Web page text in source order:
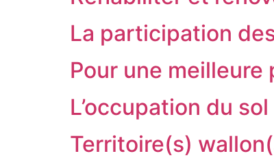
La participation
Pour une
L’occupation du
Territoire(s)